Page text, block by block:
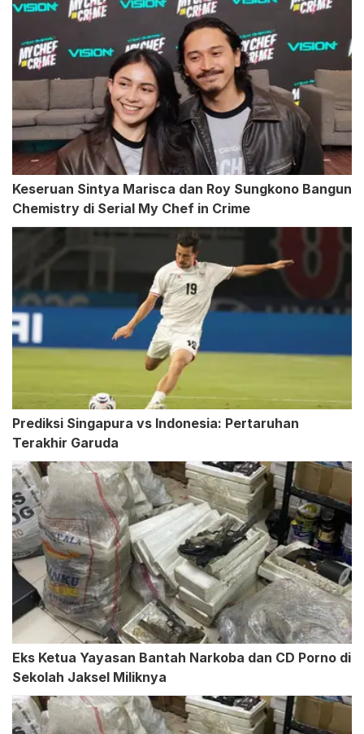
Keseruan Sintya Marisca dan Roy Sungkono Bangun
Chemistry di Serial My Chef in Crime
Prediksi Singapura vs Indonesia: Pertaruhan
Terakhir Garuda
Eks Ketua Yayasan Bantah Narkoba dan CD Porno di
Sekolah Jaksel Miliknya